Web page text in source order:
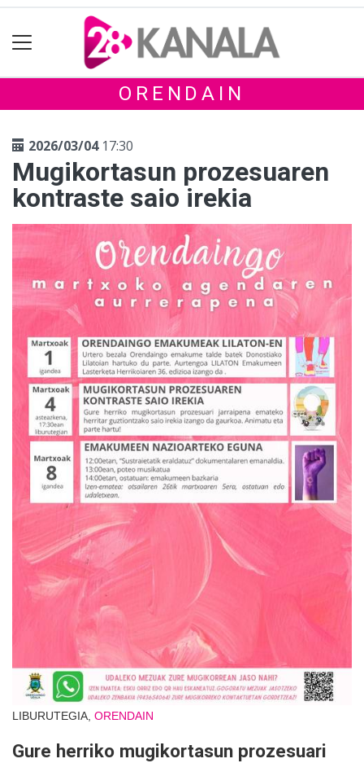
ORENDAIN
2026/03/0417:30
Mugikortasun prozesuaren
kontraste saio irekia
LIBURUTEGIA, ORENDAIN
Gure herriko mugikortasun prozesuari